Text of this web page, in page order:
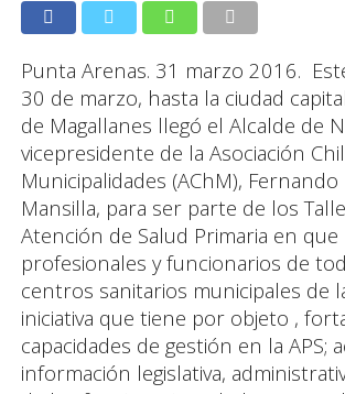
Punta Arenas. 31 marzo 2016.
30 de marzo, hasta la ciudad
de Magallanes llegó el Alcalde de
vicepresidente de la Asociación
Municipalidades (AChM), Fernando
Mansilla, para ser parte de los
Atención de Salud Primaria en
profesionales y funcionarios de
centros sanitarios municipales de
iniciativa que tiene por objeto ,
capacidades de gestión en la APS;
información legislativa,